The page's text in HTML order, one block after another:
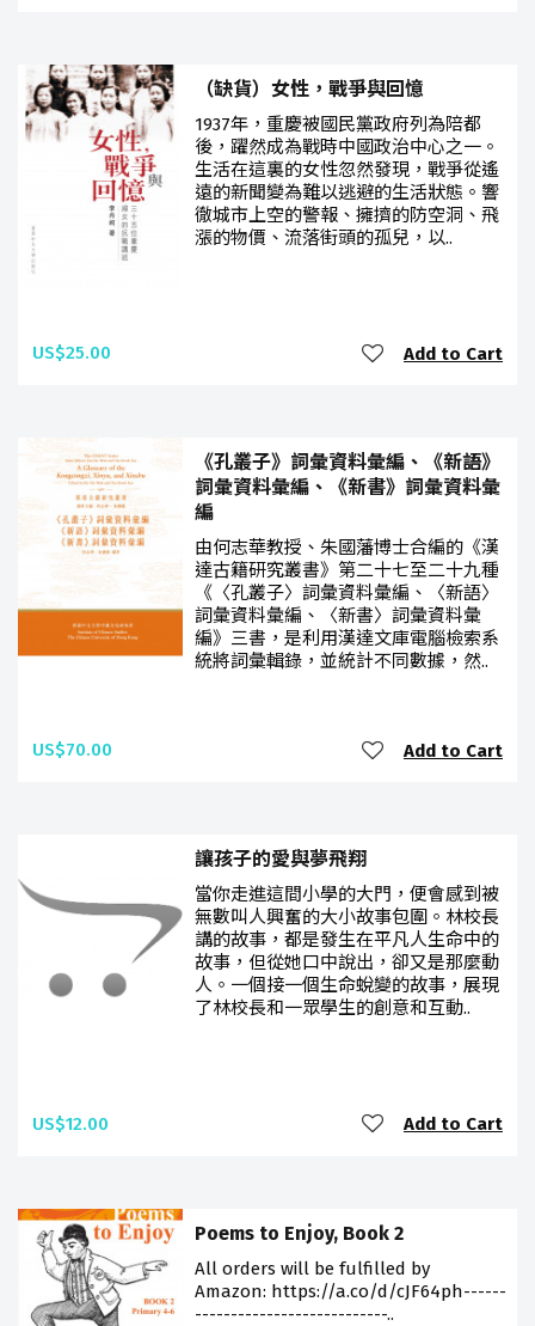
（缺貨）女性，戰爭與回憶
1937年，重慶被國民黨政府列為陪都
後，躍然成為戰時中國政治中心之一。
生活在這裏的女性忽然發現，戰爭從遙
遠的新聞變為難以逃避的生活狀態。響
徹城市上空的警報、擁擠的防空洞、飛
漲的物價、流落街頭的孤兒，以..
US$25.00 Add to Cart
《孔叢子》詞彙資料彙編、《新語》
詞彙資料彙編、《新書》詞彙資料彙
編
由何志華教授、朱國藩博士合編的《漢
達古籍研究叢書》第二十七至二十九種
《〈孔叢子〉詞彙資料彙編、〈新語〉
詞彙資料彙編、〈新書〉詞彙資料彙
編》三書，是利用漢達文庫電腦檢索系
統將詞彙輯錄，並統計不同數據，然..
US$70.00 Add to Cart
讓孩子的愛與夢飛翔
當你走進這間小學的大門，便會感到被
無數叫人興奮的大小故事包圍。林校長
講的故事，都是發生在平凡人生命中的
故事，但從她口中說出，卻又是那麼動
人。一個接一個生命蛻變的故事，展現
了林校長和一眾學生的創意和互動..
US$12.00 Add to Cart
Poems to Enjoy, Book 2
All orders will be fulfilled by
Amazon: https://a.co/d/cJF64ph------
---------------------------..